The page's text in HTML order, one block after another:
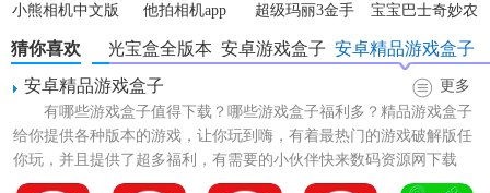
【飞扬时光宝盒2026特色】
1. 丰富的游戏资源：覆盖了时下最火爆的游戏资源，用户可
以在平台上直接线上试玩各种喜欢的游戏，无需另行下载。
小熊相机中文版 他拍相机app
超级玛丽3金手
宝宝巴士奇妙农
场最新版
猜你喜欢 安卓精品游戏盒子
安卓游戏盒子
飞扬时光宝盒全版本
安卓精品游戏盒子
更多
有哪些游戏盒子值得下载？哪些游戏盒子福利多？精品游戏盒子
给你提供各种版本的游戏，让你玩到嗨，有着最热门的游戏破解版任
你玩，并且提供了超多福利，有需要的小伙伴快来数码资源网下载
吧！